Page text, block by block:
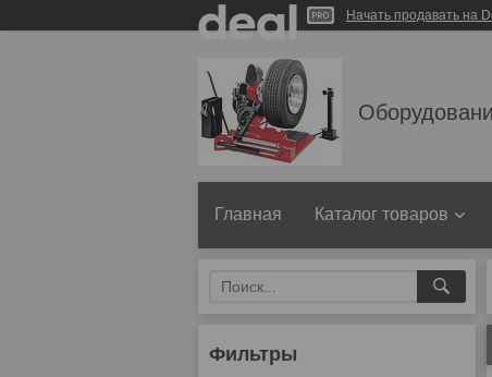
Начать продавать на
Главная Каталог товаров
Фильтры